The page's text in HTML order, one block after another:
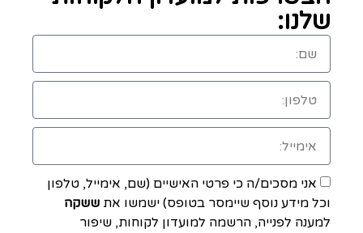
שלנו:
אני מסכים/ה כי פרטי האישיים (שם, אימייל, טלפון
וכל מידע נוסף שיימסר בטופס) ישמשו את ששקה
למענה לפנייה, הרשמה למועדון לקוחות, שיפור